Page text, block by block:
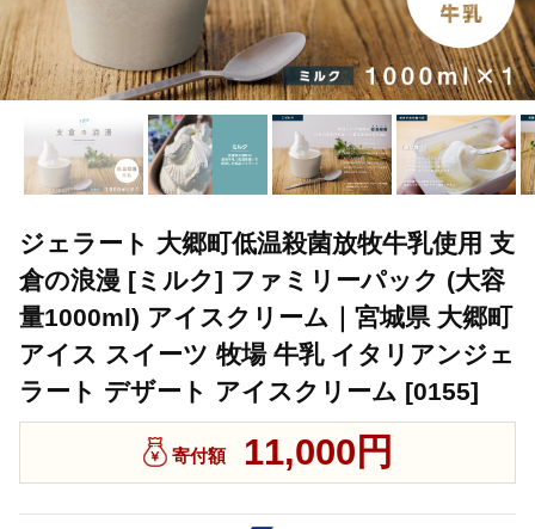
ジェラート 大郷町低温殺菌放牧牛乳使用 支
倉の浪漫 [ミルク] ファミリーパック (大容
量1000ml) アイスクリーム｜宮城県 大郷町
アイス スイーツ 牧場 牛乳 イタリアンジェ
ラート デザート アイスクリーム [0155]
寄付額 11,000円